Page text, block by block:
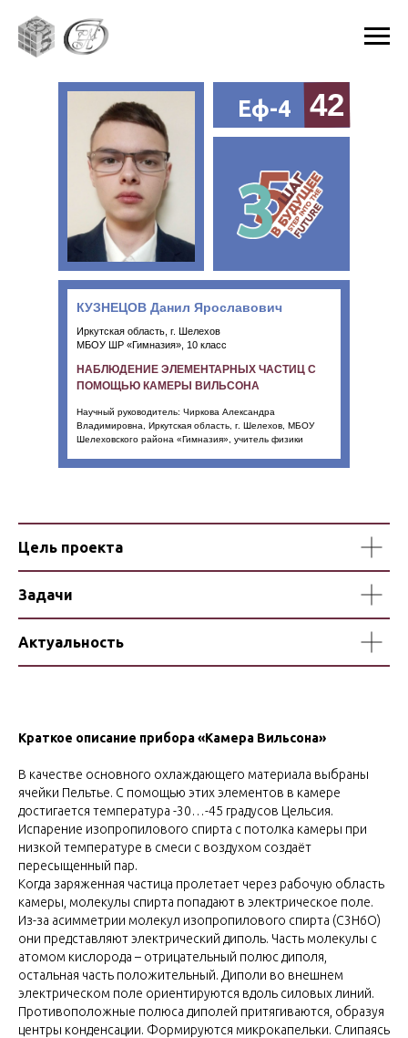
42
КУЗНЕЦОВ Данил Ярославович
Иркутская область, г. Шелехов
МБОУ ШР «Гимназия», 10 класс
НАБЛЮДЕНИЕ ЭЛЕМЕНТАРНЫХ ЧАСТИЦ С
ПОМОЩЬЮ КАМЕРЫ ВИЛЬСОНА
Научный руководитель: Чиркова Александра
Владимировна, Иркутская область, г. Шелехов, МБОУ
Шелеховского района «Гимназия», учитель физики
Еф-4
Цель проекта
Задачи
Актуальность
Краткое описание прибора «Камера Вильсона»
В качестве основного охлаждающего материала выбраны
ячейки Пельтье. С помощью этих элементов в камере
достигается температура -30…-45 градусов Цельсия.
Испарение изопропилового спирта с потолка камеры при
низкой температуре в смеси с воздухом создаёт
пересыщенный пар.
Когда заряженная частица пролетает через рабочую область
камеры, молекулы спирта попадают в электрическое поле.
Из-за асимметрии молекул изопропилового спирта (C3H6O)
они представляют электрический диполь. Часть молекулы с
атомом кислорода – отрицательный полюс диполя,
остальная часть положительный. Диполи во внешнем
электрическом поле ориентируются вдоль силовых линий.
Противоположные полюса диполей притягиваются, образуя
центры конденсации. Формируются микрокапельки. Слипаясь